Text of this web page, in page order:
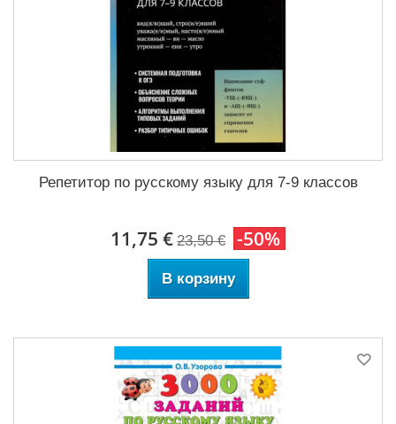
Репетитор по русскому языку для 7-9 классов
11,75 € 23,50 € -50%
В корзину